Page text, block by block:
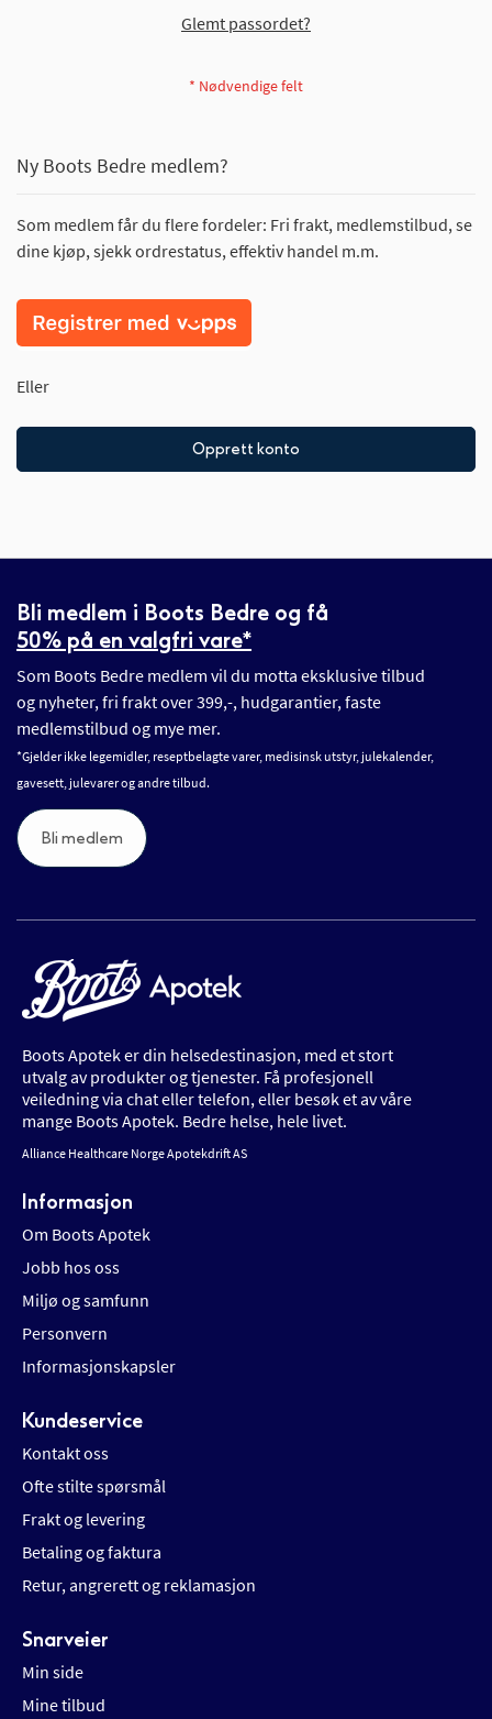
Glemt passordet?
Ny Boots Bedre medlem?
Som medlem får du flere fordeler: Fri frakt, medlemstilbud, se
dine kjøp, sjekk ordrestatus, effektiv handel m.m.
Eller
Opprett konto
Bli medlem i Boots Bedre og få
50% på en valgfri vare*
Som Boots Bedre medlem vil du motta eksklusive tilbud
og nyheter, fri frakt over 399,-, hudgarantier, faste
medlemstilbud og mye mer.
*Gjelder ikke legemidler, reseptbelagte varer, medisinsk utstyr, julekalender,
gavesett, julevarer og andre tilbud.
Bli medlem
Boots Apotek er din helsedestinasjon, med et stort
utvalg av produkter og tjenester. Få profesjonell
veiledning via chat eller telefon, eller besøk et av våre
mange Boots Apotek. Bedre helse, hele livet.
Alliance Healthcare Norge Apotekdrift AS
Informasjon
Om Boots Apotek
Jobb hos oss
Miljø og samfunn
Personvern
Informasjonskapsler
Kundeservice
Kontakt oss
Ofte stilte spørsmål
Frakt og levering
Betaling og faktura
Retur, angrerett og reklamasjon
Snarveier
Min side
Mine tilbud